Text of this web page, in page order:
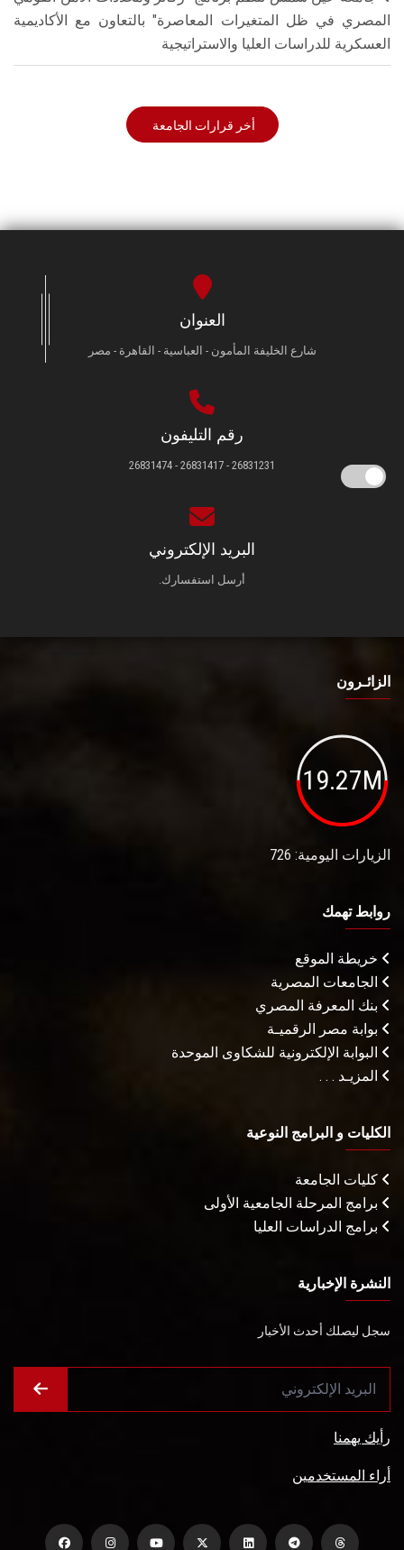
المصري في ظل المتغيرات المعاصرة" بالتعاون مع الأكاديمية
العسكرية للدراسات العليا والاستراتيجية
أخر قرارات الجامعة
العنوان
شارع الخليفة المأمون - العباسية - القاهرة - مصر
رقم التليفون
26831231 - 26831417 - 26831474
البريد الإلكتروني
أرسل استفسارك.
الزائـرون
19.27M
الزيارات اليومية: 726
روابط تهمك
خريطة الموقع
الجامعات المصرية
بنك المعرفة المصري
بوابة مصر الرقميـة
البوابة الإلكترونية للشكاوى الموحدة
المزيـد . . .
الكليات و البرامج النوعية
كليات الجامعة
برامج المرحلة الجامعية الأولى
برامج الدراسات العليا
النشرة الإخبارية
سجل ليصلك أحدث الأخبار
رأيك يهمنا
أراء المستخدمين